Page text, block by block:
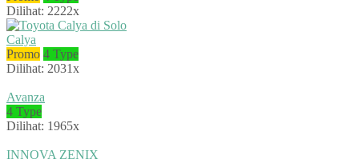
Dilihat: 2222x
Calya
Promo 4 Type
Dilihat: 2031x
Avanza
4 Type
Dilihat: 1965x
INNOVA ZENIX